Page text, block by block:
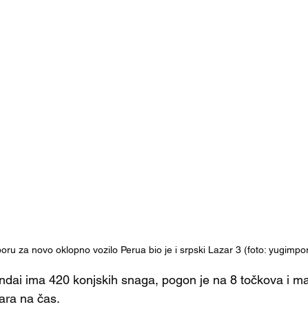
za novo oklopno vozilo Perua bio je i srpski Lazar 3 (foto:
ima 420 konjskih snaga, pogon je na 8 točkova i
na čas.